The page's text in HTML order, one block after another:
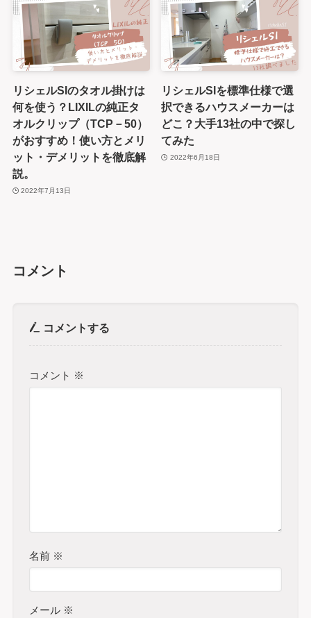
リシェルSIのタオル掛けは
何を使う？LIXILの純正タ
オルクリップ（TCP－50）
がおすすめ！使い方とメリ
ット・デメリットを徹底解
説。
2022年7月13日
リシェルSIを標準仕様で選
択できるハウスメーカーは
どこ？大手13社の中で探し
てみた
2022年6月18日
コメント
コメントする
コメント ※
名前 ※
メール ※